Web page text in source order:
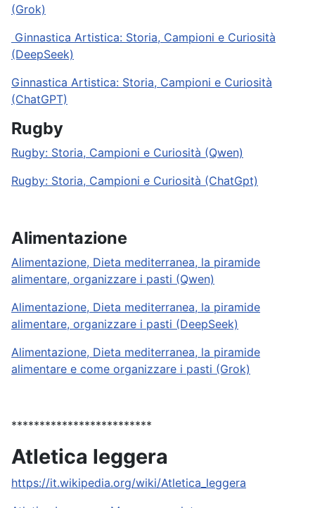
(Grok)
Ginnastica Artistica: Storia, Campioni e Curiosità
(DeepSeek)
Ginnastica Artistica: Storia, Campioni e Curiosità
(ChatGPT)
Rugby
Rugby: Storia, Campioni e Curiosità (Qwen)
Rugby: Storia, Campioni e Curiosità (ChatGpt)
Alimentazione
Alimentazione, Dieta mediterranea, la piramide
alimentare, organizzare i pasti (Qwen)
Alimentazione, Dieta mediterranea, la piramide
alimentare, organizzare i pasti (DeepSeek)
Alimentazione, Dieta mediterranea, la piramide
alimentare e come organizzare i pasti (Grok)
*************************
Atletica leggera
https://it.wikipedia.org/wiki/Atletica_leggera